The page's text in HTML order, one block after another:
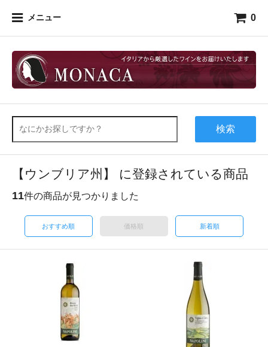
メニュー 0
検索
【ウンブリア州】 に登録されている商品
11件の商品が見つかりました
おすすめ順 価格順 新着順